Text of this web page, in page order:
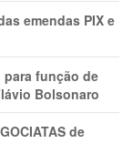
emendas PIX e
para função de
Bolsonaro
de